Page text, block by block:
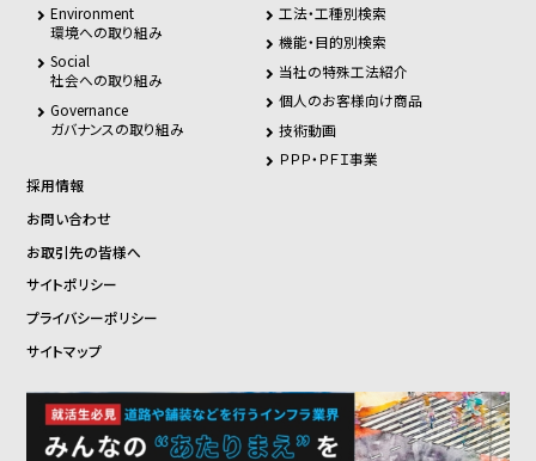
Environment
環境への取り組み
Social
社会への取り組み
Governance
ガバナンスの取り組み
工法・工種別検索
機能・目的別検索
当社の特殊工法紹介
個人のお客様向け商品
技術動画
ＰＰＰ・ＰＦＩ事業
採用情報
お問い合わせ
お取引先の皆様へ
サイトポリシー
プライバシーポリシー
サイトマップ